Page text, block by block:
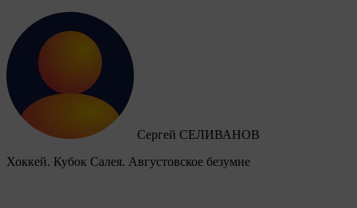
Сергей СЕЛИВАНОВ
Хоккей. Кубок Салея. Августовское безумие